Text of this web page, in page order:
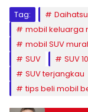
Tag:
mobil keluarga
mobil SUV
SUV
SUV
SUV terjangkau
tips beli mobil